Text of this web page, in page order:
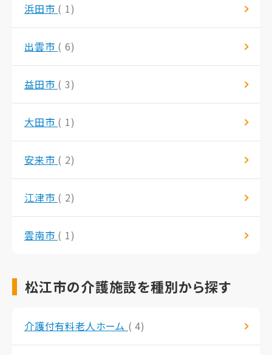
浜田市 ( 1)
出雲市 ( 6)
益田市 ( 3)
大田市 ( 1)
安来市 ( 2)
江津市 ( 2)
雲南市 ( 1)
松江市の介護施設を種別から探す
介護付有料老人ホーム ( 4)